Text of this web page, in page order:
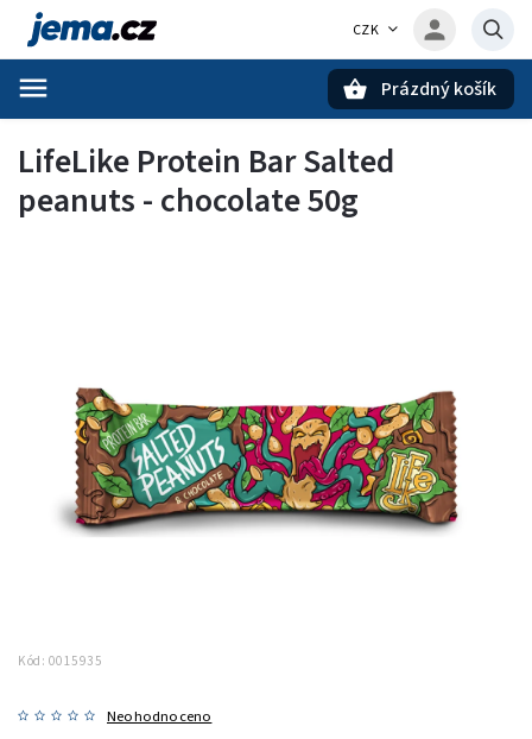
CZK
Prázdný košík
LifeLike Protein Bar Salted
peanuts - chocolate 50g
Kód: 0015935
Neohodnoceno